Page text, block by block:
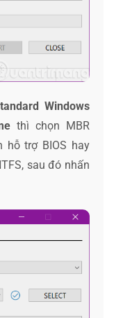
Windows
thì chọn MBR
hỗ trợ BIOS hay
sau đó nhấn